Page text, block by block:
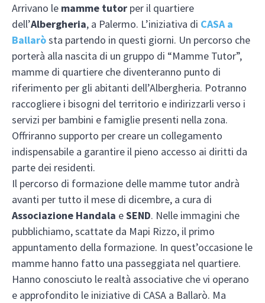
Arrivano le mamme tutor per il quartiere
dell’Albergheria, a Palermo. L’iniziativa di CASA a
Ballaròsta partendo in questi giorni. Un percorso che
porterà alla nascita di un gruppo di “Mamme Tutor”,
mamme di quartiere che diventeranno punto di
riferimento per gli abitanti dell’Albergheria. Potranno
raccogliere i bisogni del territorio e indirizzarli verso i
servizi per bambini e famiglie presenti nella zona.
Offriranno supporto per creare un collegamento
indispensabile a garantire il pieno accesso ai diritti da
parte dei residenti.
Il percorso di formazione delle mamme tutor andrà
avanti per tutto il mese di dicembre, a cura di
Associazione Handala eSEND. Nelle immagini che
pubblichiamo, scattate da Mapi Rizzo, il primo
appuntamento della formazione. In quest’occasione le
mamme hanno fatto una passeggiata nel quartiere.
Hanno conosciuto le realtà associative che vi operano
e approfondito le iniziative di CASA a Ballarò. Ma